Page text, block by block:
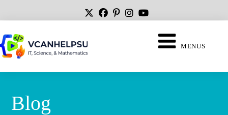
MENUS
Blog